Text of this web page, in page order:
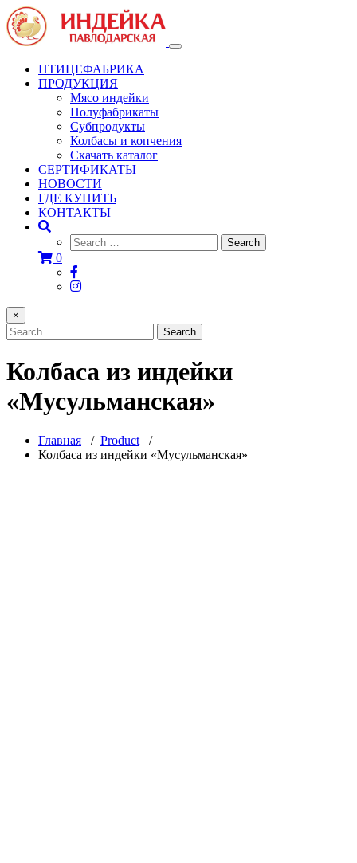
Toggle
ПТИЦЕФАБРИКА
ПРОДУКЦИЯ
Мясо индейки
Полуфабрикаты
Субпродукты
Колбасы и копчения
Скачать каталог
СЕРТИФИКАТЫ
НОВОСТИ
ГДЕ КУПИТЬ
КОНТАКТЫ
0
×
Колбаса из индейки
«Мусульманская»
Главная / Product /
Колбаса из индейки «Мусульманская»